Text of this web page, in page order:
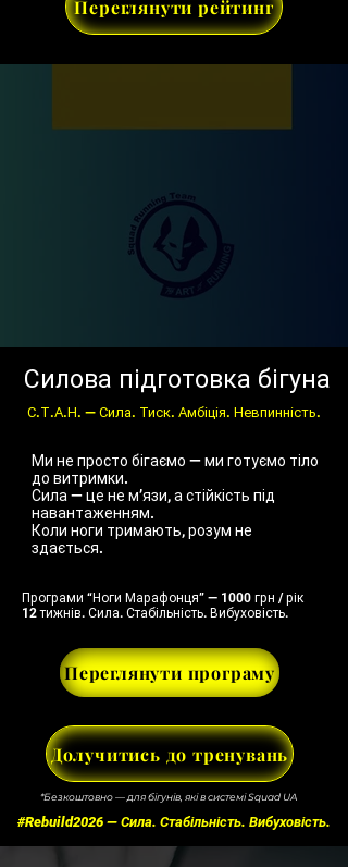
Переглянути рейтинг
Силова підготовка бігуна
С.Т.А.Н. — Сила. Тиск. Амбіція. Невпинність.
Ми не просто бігаємо — ми готуємо тіло
до витримки.
Сила — це не м’язи, а стійкість під
навантаженням.
Коли ноги тримають, розум не
здається.
Програми “Ноги Марафонця” — 1000 грн / рік
12 тижнів. Сила. Стабільність. Вибуховість.
Переглянути програму
Долучитись до тренувань
*Безкоштовно — для бігунів, які в системі Squad UA
#Rebuild2026 — Сила. Стабільність. Вибуховість.